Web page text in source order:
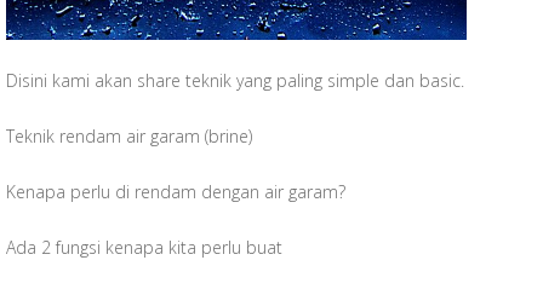
Disini kami akan share teknik yang paling simple dan basic.
Teknik rendam air garam (brine)
Kenapa perlu di rendam dengan air garam?
Ada 2 fungsi kenapa kita perlu buat